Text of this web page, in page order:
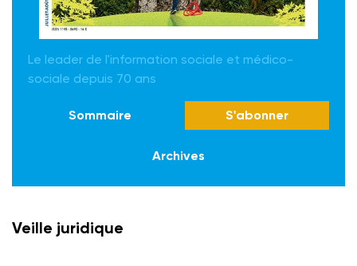
Le leader de l'information sociale et médico-
sociale depuis 70 ans
Sommaire S'abonner
Archives
Veille juridique